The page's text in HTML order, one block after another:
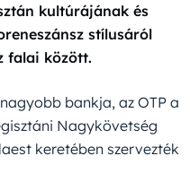
kultúrájának és
stílusáról
falai között.
bankja, az OTP a
Nagykövetség
keretében szervezték